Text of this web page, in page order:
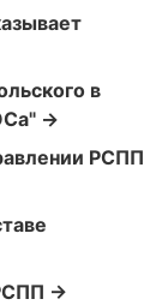
в
→
РСПП
→